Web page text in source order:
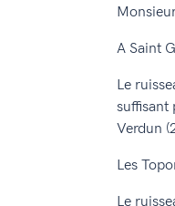
A Saint
Le
suffisant
Verdun
Les
Le